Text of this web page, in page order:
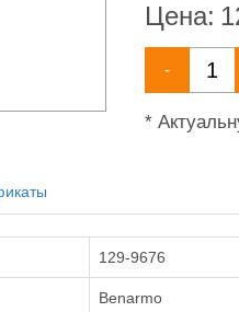
Цена:
-
*
129-9676
Benarmo